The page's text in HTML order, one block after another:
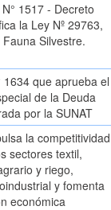
1517 - Decreto
la Ley Nº 29763,
Silvestre.
1634 que aprueba el
de la Deuda
por la SUNAT
la competitividad
sectores textil,
y riego,
y fomenta
económica